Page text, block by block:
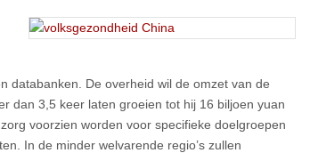
databanken. De overheid wil de omzet van de
dan 3,5 keer laten groeien tot hij 16 biljoen yuan
voorzien worden voor specifieke doelgroepen
In de minder welvarende regio’s zullen